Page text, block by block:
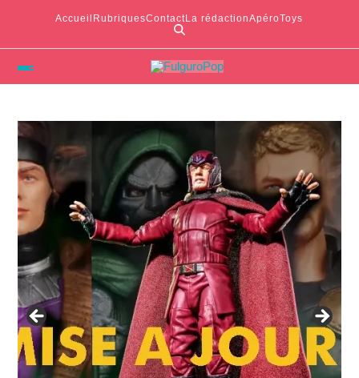
Accueil RubriquesContactLa rédactionApéroToys